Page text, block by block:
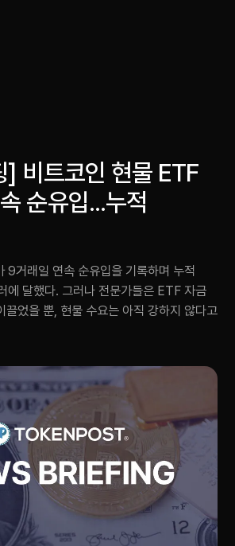
] 비트코인 현물 ETF
순유입...누적
9거래일 연속 순유입을 기록하며 누적
에 달했다. 그러나 전문가들은 ETF 자금
끌었을 뿐, 현물 수요는 아직 강하지 않다고